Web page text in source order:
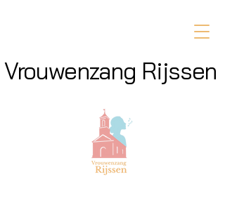
Vrouwenzang Rijssen